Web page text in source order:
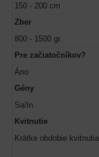
150 - 200 cm
Zber
800 - 1500 gr.
Pre začiatočníkov?
Áno
Gény
Sa/In
Kvitnutie
Krátke obdobie kvitnutia